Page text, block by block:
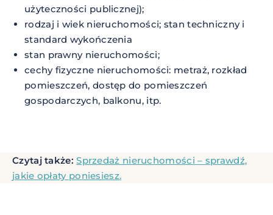
użyteczności publicznej);
rodzaj i wiek nieruchomości; stan techniczny i
standard wykończenia
stan prawny nieruchomości;
cechy fizyczne nieruchomości: metraż, rozkład
pomieszczeń, dostęp do pomieszczeń
gospodarczych, balkonu, itp.
Czytaj także: Sprzedaż nieruchomości – sprawdź,
jakie opłaty poniesiesz.